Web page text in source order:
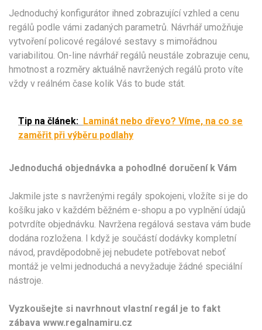
Jednoduchý konfigurátor ihned zobrazující vzhled a cenu
regálů podle vámi zadaných parametrů. Návrhář umožňuje
vytvoření policové regálové sestavy s mimořádnou
variabilitou. On-line návrhář regálů neustále zobrazuje cenu,
hmotnost a rozměry aktuálně navržených regálů proto víte
vždy v reálném čase kolik Vás to bude stát.
Tip na článek: Laminát nebo dřevo? Víme, na co se
zaměřit při výběru podlahy
Jednoduchá objednávka a pohodlné doručení k Vám
Jakmile jste s navrženými regály spokojeni, vložíte si je do
košíku jako v každém běžném e-shopu a po vyplnění údajů
potvrdíte objednávku. Navržena regálová sestava vám bude
dodána rozložena. I když je součástí dodávky kompletní
návod, pravděpodobně jej nebudete potřebovat neboť
montáž je velmi jednoduchá a nevyžaduje žádné speciální
nástroje.
Vyzkoušejte si navrhnout vlastní regál je to fakt
zábava www.regalnamiru.cz